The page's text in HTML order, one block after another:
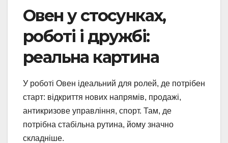
Овен у стосунках,
роботі і дружбі:
реальна картина
У роботі Овен ідеальний для ролей, де потрібен
старт: відкриття нових напрямів, продажі,
антикризове управління, спорт. Там, де
потрібна стабільна рутина, йому значно
складніше.